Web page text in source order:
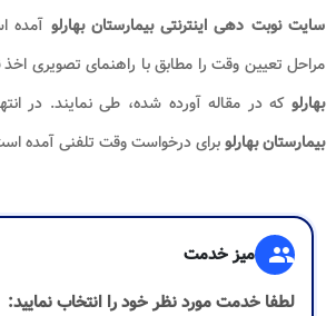
سایت نوبت دهی اینترنتی بیمارستان بهارلو آمده
مراحل تعیین وقت را مطابق با راهنمای تصویری اخذ
بهارلوکه در مقاله آورده شده، طی نمایند. در
بیمارستان بهارلوبرای درخواست وقت تلفنی آمده
group میز خدمت
لطفا خدمت مورد نظر خود را انتخاب نمایید: